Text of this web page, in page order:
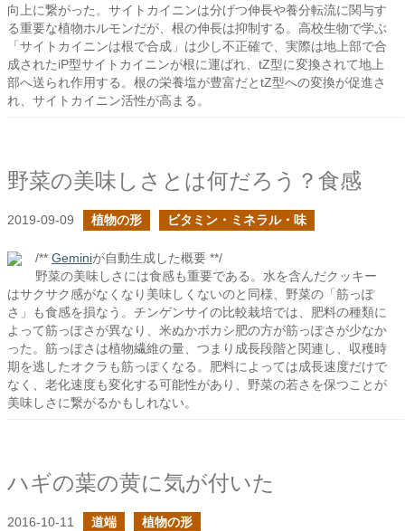
向上に繋がった。サイトカイニンは分げつ伸長や養分転流に関与す
る重要な植物ホルモンだが、根の伸長は抑制する。高校生物で学ぶ
「サイトカイニンは根で合成」は少し不正確で、実際は地上部で合
成されたiP型サイトカイニンが根に運ばれ、tZ型に変換されて地上
部へ送られ作用する。根の栄養塩が豊富だとtZ型への変換が促進さ
れ、サイトカイニン活性が高まる。
野菜の美味しさとは何だろう？食感
2019-09-09 植物の形 ビタミン・ミネラル・味
/** Geminiが自動生成した概要 **/
野菜の美味しさには食感も重要である。水を含んだクッキー
はサクサク感がなくなり美味しくないのと同様、野菜の「筋っぽ
さ」も食感を損なう。チンゲンサイの比較栽培では、肥料の種類に
よって筋っぽさが異なり、米ぬかボカシ肥の方が筋っぽさが少なか
った。筋っぽさは植物繊維の量、つまり成長段階と関連し、収穫時
期を逃したオクラも筋っぽくなる。肥料によっては成長速度だけで
なく、老化速度も変化する可能性があり、野菜の若さを保つことが
美味しさに繋がるかもしれない。
ハギの葉の黄に気が付いた
2016-10-11 道端 植物の形